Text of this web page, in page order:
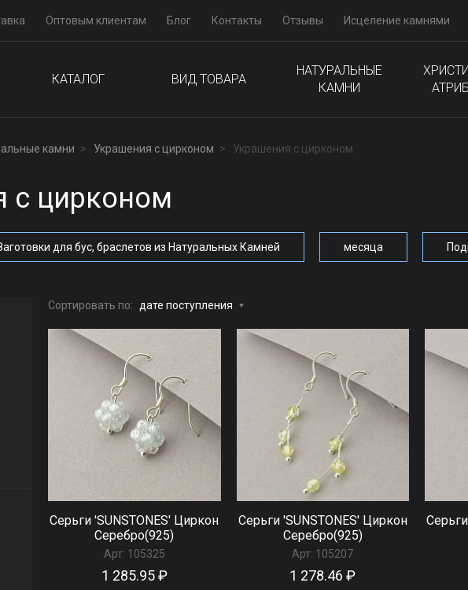
Оптовым клиентам Блог Контакты Отзывы Исцеление камнями
КАТАЛОГ ВИД ТОВАРА
НАТУРАЛЬНЫЕ
КАМНИ
камни Украшения с цирконом Украшения с цирконом
с цирконом
для бус, браслетов из Натуральных Камней месяца
Сортировать по: дате поступления
Серьги 'SUNSTONES' Циркон
Серебро(925)
Арт: 105325
1 285.95 ₽
Серьги 'SUNSTONES' Циркон
Серебро(925)
Арт: 105207
1 278.46 ₽